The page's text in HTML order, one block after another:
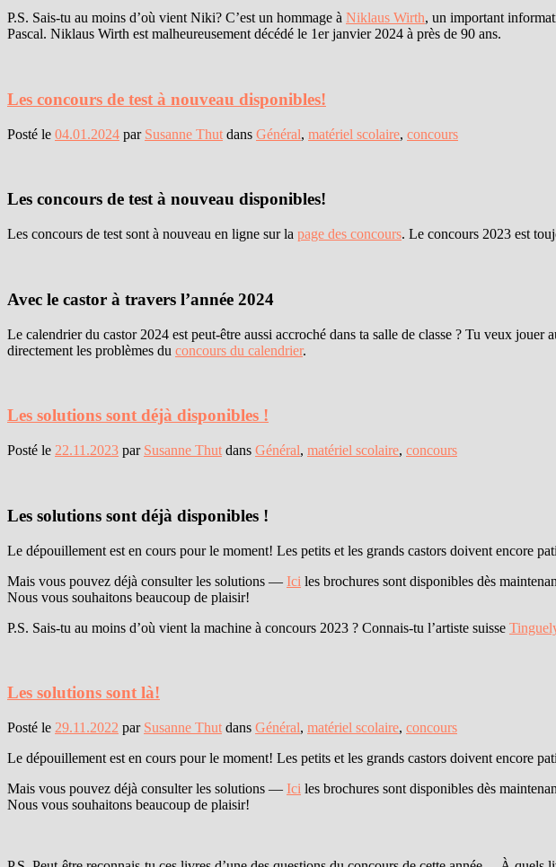
P.S. Sais-tu au moins d’où vient Niki? C’est un hommage à Niklaus Wirth, un important
Pascal. Niklaus Wirth est malheureusement décédé le 1er janvier 2024 à près de 90 ans.
Les concours de test à nouveau disponibles!
Posté le 04.01.2024 par Susanne Thut dans Général, matériel scolaire, concours
Les concours de test à nouveau disponibles!
Les concours de test sont à nouveau en ligne sur la page des concours. Le concours 2023 est
Avec le castor à travers l’année 2024
Le calendrier du castor 2024 est peut-être aussi accroché dans ta salle de classe ? Tu veux
directement les problèmes du concours du calendrier.
Les solutions sont déjà disponibles !
Posté le 22.11.2023 par Susanne Thut dans Général, matériel scolaire, concours
Les solutions sont déjà disponibles !
Le dépouillement est en cours pour le moment! Les petits et les grands castors doivent encore
Mais vous pouvez déjà consulter les solutions — Ici les brochures sont disponibles dès
Nous vous souhaitons beaucoup de plaisir!
P.S. Sais-tu au moins d’où vient la machine à concours 2023 ? Connais-tu l’artiste suisse
Les solutions sont là!
Posté le 29.11.2022 par Susanne Thut dans Général, matériel scolaire, concours
Le dépouillement est en cours pour le moment! Les petits et les grands castors doivent encore
Mais vous pouvez déjà consulter les solutions — Ici les brochures sont disponibles dès
Nous vous souhaitons beaucoup de plaisir!